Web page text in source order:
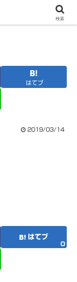
はてブ
2019/03/14
はてブ
0
検索